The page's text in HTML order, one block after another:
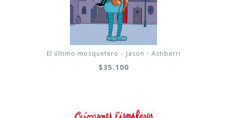
El último mosquetero - Jason - Astiberri
$35.100